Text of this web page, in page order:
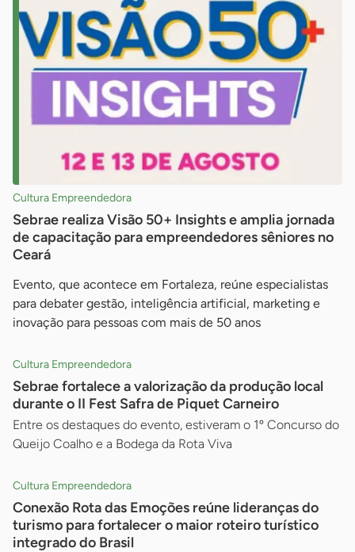
Cultura Empreendedora
Sebrae realiza Visão 50+ Insights e amplia jornada
de capacitação para empreendedores sêniores no
Ceará
Evento, que acontece em Fortaleza, reúne especialistas
para debater gestão, inteligência artificial, marketing e
inovação para pessoas com mais de 50 anos
Cultura Empreendedora
Sebrae fortalece a valorização da produção local
durante o II Fest Safra de Piquet Carneiro
Entre os destaques do evento, estiveram o 1º Concurso do
Queijo Coalho e a Bodega da Rota Viva
Cultura Empreendedora
Conexão Rota das Emoções reúne lideranças do
turismo para fortalecer o maior roteiro turístico
integrado do Brasil